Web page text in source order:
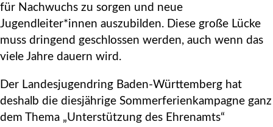
für Nachwuchs zu sorgen und neue
Jugendleiter*innen auszubilden. Diese große Lücke
muss dringend geschlossen werden, auch wenn das
viele Jahre dauern wird.
Der Landesjugendring Baden-Württemberg hat
deshalb die diesjährige Sommerferienkampagne ganz
dem Thema „Unterstützung des Ehrenamts“